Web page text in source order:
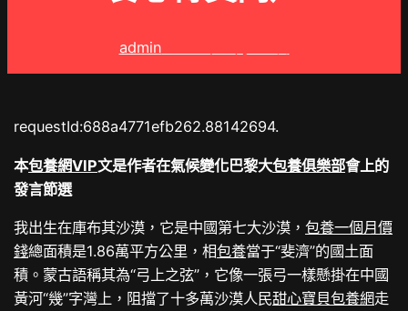
admin
requestId:688a4771efb262.88142694.
本包養網VIP文是作者在氣候變化巴黎大包養俱樂部會上的
發言節選
我出生在庫布其沙漠，它是中國第七大沙漠，包養一個月價
錢總面積是1.86萬平方公里，相包養當于“斐濟”的國土面
積。蒙古語稱其為“弓上之弦”，它像一張弓一樣懸掛在中國
黃河“幾”字灣上，阻擋了十多萬沙漠人民甜心寶貝包養網走